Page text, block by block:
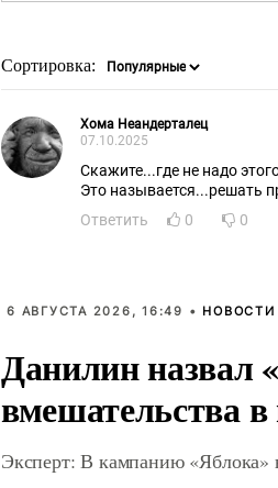
Сортировка:
Хома Неандерталец
07.10.2025
Скажите...где не надо
Это называется...решать
Ответить
0 0
6 АВГУСТА 2026, 16:49 • НОВОСТИ
Данилин назвал
вмешательства
Эксперт: В кампанию «Яблока»